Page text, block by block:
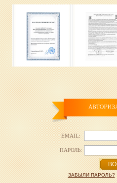
EMAIL:
ПАРОЛЬ:
ЗАБЫЛИ ПАРОЛЬ?